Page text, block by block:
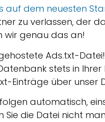
auf dem neuesten
zu verlassen, der
wir genau das an!
Ads.txt-
stets in
Einträge über unser
automatisch,
Sie die Datei nicht